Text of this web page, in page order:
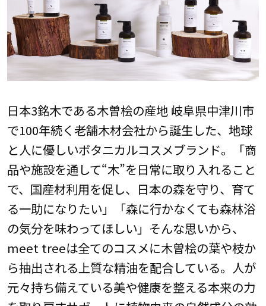
日本3銘木である木曽桧の産地 岐阜県中津川市
で100年続く老舗木材会社から誕生した、地球
と人に優しいボタニカルコスメブランド。「商
品や施設を通して“木”を日常に取り入れること
で、国産材利用を促し、日本の森を守り、育て
る一助になりたい」「森に行かなくても森林浴
の気分を味わってほしい」そんな思いから、
meet treeは全てのコスメに木曽桧の葉や枝か
ら抽出される上質な精油を配合している。人が
元々持ち備えている美や健康を整える本来の力